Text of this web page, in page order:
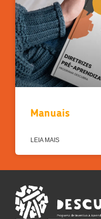
Manuais
LEIA MAIS